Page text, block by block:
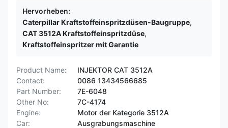
Hervorheben:
Caterpillar Kraftstoffeinspritzdüsen-Baugruppe,
CAT 3512A Kraftstoffeinspritzdüse,
Kraftstoffeinspritzer mit Garantie
Product Name:
INJEKTOR CAT 3512A
Contact:
0086 13434566685
Part Number:
7E-6048
Other No:
7C-4174
Engine:
Motor der Kategorie 3512A
Car:
Ausgrabungsmaschine